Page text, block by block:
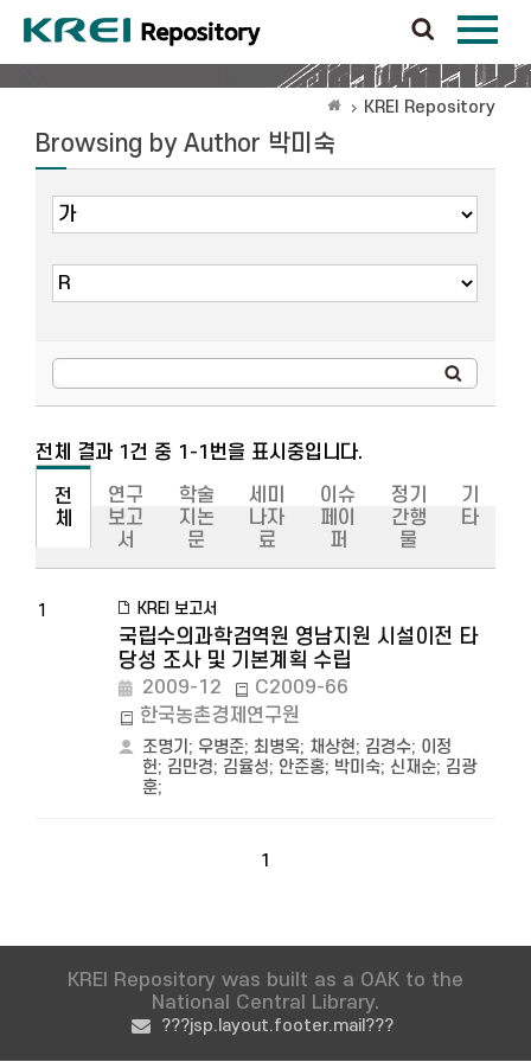
KREI Repository
Browsing by Author 박미숙
전체 결과 1건 중 1-1번을 표시중입니다.
전
체
연구
보고
서
학술
지논
문
세미
나자
료
이슈
페이
퍼
정기
간행
물
기
타
1 KREI 보고서
국립수의과학검역원 영남지원 시설이전 타
당성 조사 및 기본계획 수립
2009-12
C2009-66
한국농촌경제연구원
조명기 ; 우병준; 최병옥; 채상현; 김경수; 이정
헌; 김만경; 김율성; 안준홍; 박미숙; 신재순; 김광
훈;
1
KREI Repository was built as a OAK to the
National Central Library.
???jsp.layout.footer.mail???